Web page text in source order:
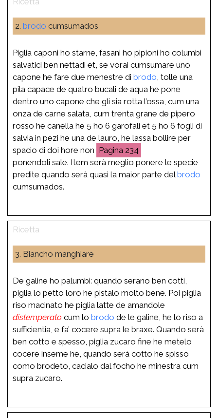
2. brodo cumsumados
Piglia caponi ho starne, fasani ho pipioni ho columbi
salvatici ben nettadi et, se vorai cumsumare uno
capone he fare due menestre di brodo , tolle una
pila capace de quatro bucali de aqua he pone
dentro uno capone che gli sia rotta l’ossa, cum una
onza de carne salata, cum trenta grane de pipero
rosso he canella he 5 ho 6 garofali et 5 ho 6 fogli di
salvia in pezi he una de lauro, he lassa bollire per
spacio di doi hore non
234
ponendoli sale. Item serà meglio ponere le specie
predite quando serà quasi la maior parte delbrodo
cumsumados.
3. Biancho manghiare
De galine ho palumbi: quando serano ben cotti,
piglia lo petto loro he pistalo molto bene. Poi piglia
riso macinato he piglia latte de amandole
distemperato cum lo brodo de le galine, he lo riso a
sufficientia, e fa’ cocere supra le braxe. Quando serà
ben cotto e spesso, piglia zucaro fine he metelo
cocere inseme he, quando serà cotto he spisso
como brodeto, cacialo dal focho he minestra cum
supra zucaro.